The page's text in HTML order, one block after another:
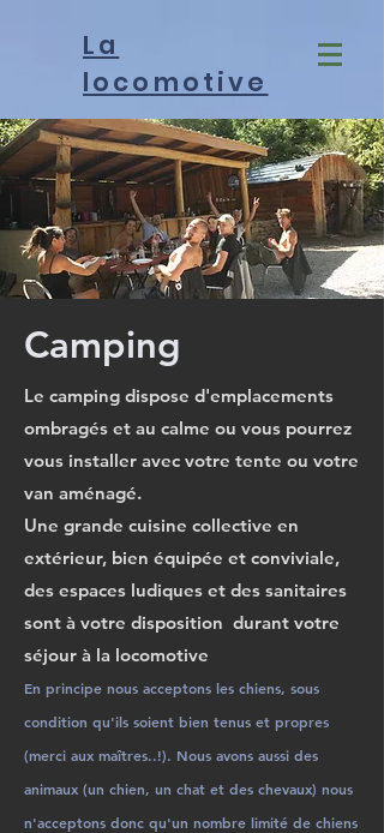
La
locomotive
Camping
Le camping dispose d'emplacements
ombragés et au calme ou vous pourrez
vous installer avec votre tente ou votre
van aménagé.
Une grande cuisine collective en
extérieur, bien équipée et conviviale,
des espaces ludiques et des sanitaires
sont à votre disposition durant votre
séjour à la locomotive
En principe nous acceptons les chiens, sous
condition qu'ils soient bien tenus et propres
(merci aux maîtres..!). Nous avons aussi des
animaux (un chien, un chat et des chevaux) nous
n'acceptons donc qu'un nombre limité de chiens